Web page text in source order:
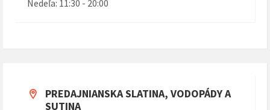
Nedeľa: 11:30 - 20:00
PREDAJNIANSKA SLATINA, VODOPÁDY A
SUTINA